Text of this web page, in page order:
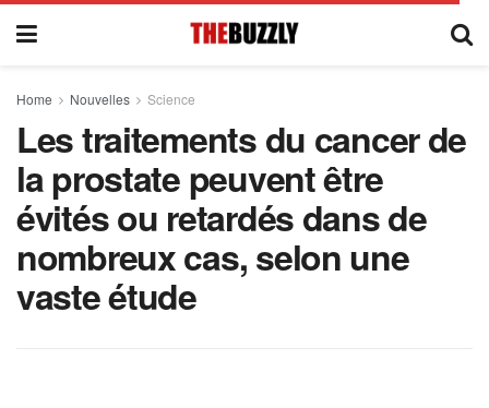
Home Nouvelles Science
Les traitements du cancer de
la prostate peuvent être
évités ou retardés dans de
nombreux cas, selon une
vaste étude